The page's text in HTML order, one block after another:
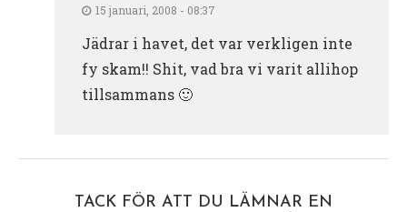
15 januari, 2008 - 08:37
Jädrar i havet, det var verkligen inte
fy skam!! Shit, vad bra vi varit allihop
tillsammans 🙂
TACK FÖR ATT DU LÄMNAR EN